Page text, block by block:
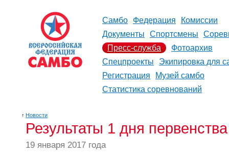
Самбо Федерация
Комиссии
Документы
Спортсмены
Пресс-служба
Фотоархив
Спецпроекты
Экипировка для
Регистрация
Музей самбо
Статистика соревнований
↑ Новости
Результаты 1 дня
19 января 2017 года